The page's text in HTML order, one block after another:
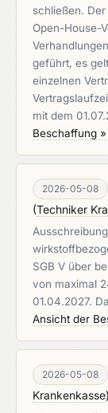
schließen.
Open-House-
geführt, es
einzelnen
mit dem
Beschaffung »
2026-05-08
(Techniker
SGB V über
von maximal
01.04.2027.
Ansicht der
2026-05-08
Krankenkasse)